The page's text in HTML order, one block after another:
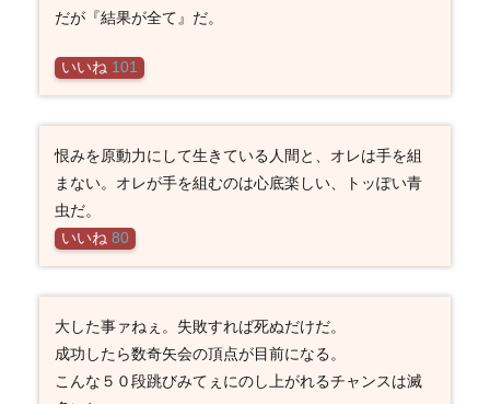
だが『結果が全て』だ。
いいね 101
恨みを原動力にして生きている人間と、オレは手を組
まない。オレが手を組むのは心底楽しい、トッぽい青
虫だ。
いいね 80
大した事ァねぇ。失敗すれば死ぬだけだ。
成功したら数奇矢会の頂点が目前になる。
こんな５０段跳びみてぇにのし上がれるチャンスは滅